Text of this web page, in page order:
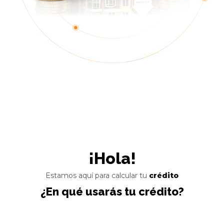
¡Hola!
Estamos aquí para calcular tu crédito
¿En qué usarás tu crédito?